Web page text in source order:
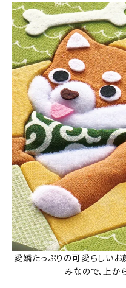
愛嬌たっぷりの可愛らしい
みなので、上か